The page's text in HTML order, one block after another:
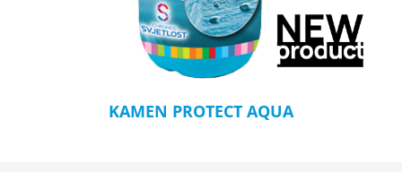
KAMEN PROTECT AQUA